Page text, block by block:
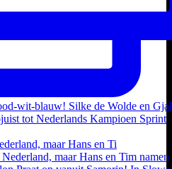
maar Hans en Ti